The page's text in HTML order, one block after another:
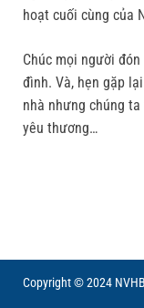
hoạt cuối cùng của
Chúc mọi người
đình. Và, hẹn gặp
nhà nhưng chúng
yêu thương…
Copyright © 2024